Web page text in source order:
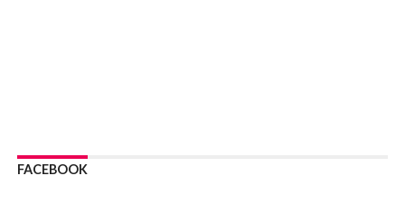
06 sierpnia 2026
POWIAT BRZESKI. W Wytrzyszczce karetka zderzyła się z
FACEBOOK